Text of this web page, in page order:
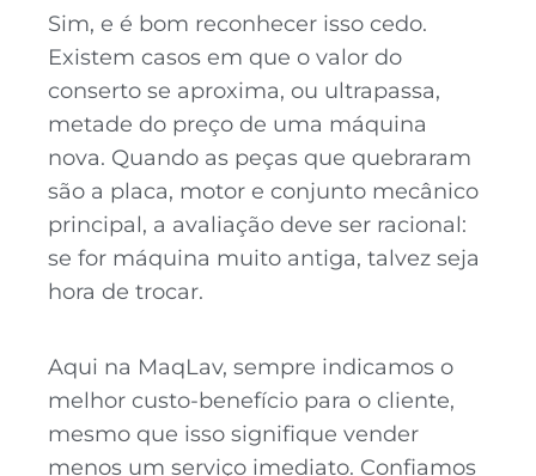
Sim, e é bom reconhecer isso cedo.
Existem casos em que o valor do
conserto se aproxima, ou ultrapassa,
metade do preço de uma máquina
nova. Quando as peças que quebraram
são a placa, motor e conjunto mecânico
principal, a avaliação deve ser racional:
se for máquina muito antiga, talvez seja
hora de trocar.
Aqui na MaqLav, sempre indicamos o
melhor custo-benefício para o cliente,
mesmo que isso signifique vender
menos um serviço imediato. Confiamos